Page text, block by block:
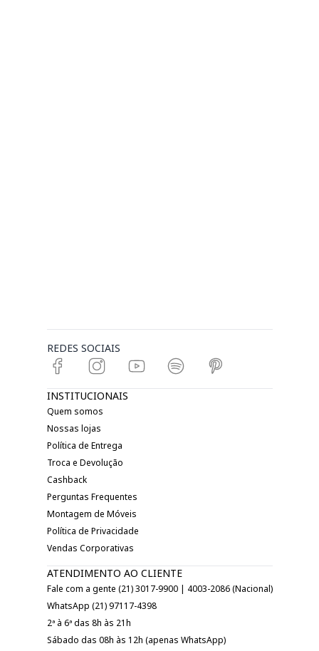
REDES SOCIAIS
INSTITUCIONAIS
Quem somos
Nossas lojas
Política de Entrega
Troca e Devolução
Cashback
Perguntas Frequentes
Montagem de Móveis
Política de Privacidade
Vendas Corporativas
ATENDIMENTO AO CLIENTE
Fale com a gente (21) 3017-9900 | 4003-2086 (Nacional)
WhatsApp (21) 97117-4398
2ª à 6ª das 8h às 21h
Sábado das 08h às 12h (apenas WhatsApp)